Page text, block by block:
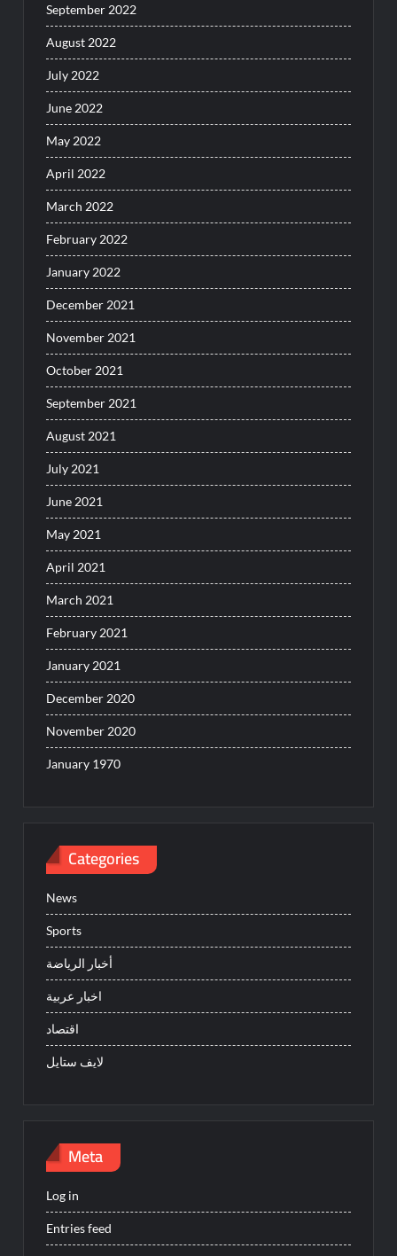
September 2022
August 2022
July 2022
June 2022
May 2022
April 2022
March 2022
February 2022
January 2022
December 2021
November 2021
October 2021
September 2021
August 2021
July 2021
June 2021
May 2021
April 2021
March 2021
February 2021
January 2021
December 2020
November 2020
January 1970
Categories
News
Sports
أخبار الرياضة
اخبار عربية
اقتصاد
لايف ستايل
Meta
Log in
Entries feed